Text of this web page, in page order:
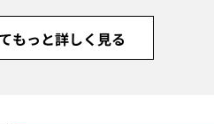
もっと詳しく見る